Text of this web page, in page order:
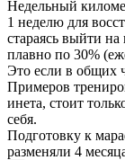
Недельный
1 неделю для
стараясь выйти на
плавно по 30%
Это если в общих
Примеров
инета, стоит
себя.
Подготовку к
разменяли 4